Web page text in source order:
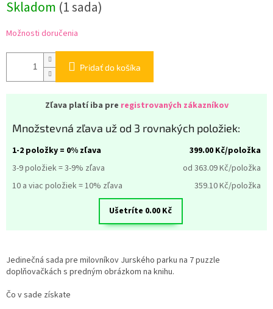
cena:
Skladom (1 sada)
Možnosti doručenia
Pridať do košíka
Zľava platí iba pre registrovaných zákazníkov
Množstevná zľava už od 3 rovnakých položiek:
1-2 položky = 0% zľava 399.00 Kč/položka
3-9 položiek = 3-9% zľava
od 363.09Kč/položka
10 a viac položiek = 10% zľava
359.10Kč/položka
Ušetríte 0.00 Kč
Jedinečná sada pre milovníkov Jurského parku na 7 puzzle
doplňovačkách s predným obrázkom na knihu.
Čo v sade získate